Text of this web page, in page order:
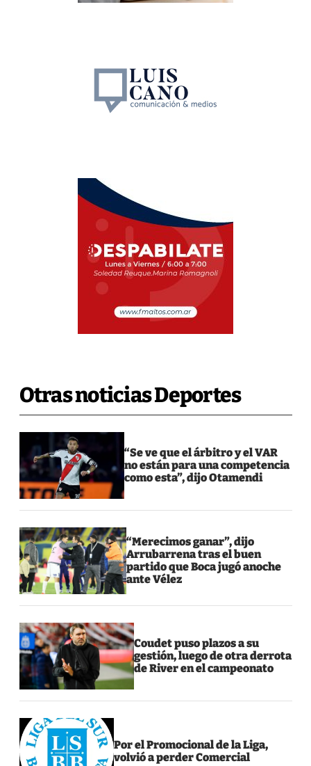
Otras noticias Deportes
“Se ve que el árbitro y el VAR
no están para una competencia
como esta”, dijo Otamendi
“Merecimos ganar”, dijo
Arrubarrena tras el buen
partido que Boca jugó anoche
ante Vélez
Coudet puso plazos a su
gestión, luego de otra derrota
de River en el campeonato
Por el Promocional de la Liga,
volvió a perder Comercial